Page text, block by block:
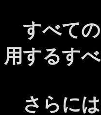
すべての
用するす
さらには